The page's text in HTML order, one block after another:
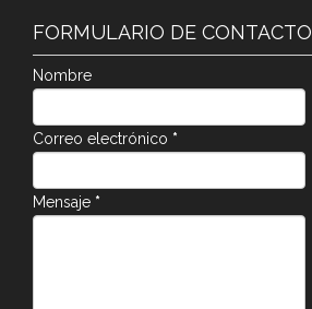
FORMULARIO DE CONTACTO
Nombre
Correo electrónico *
Mensaje *